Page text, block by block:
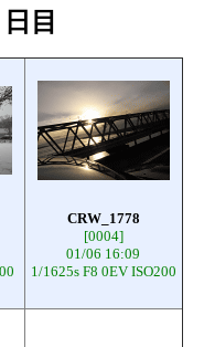
目
CRW_1778
[0004]
01/06 16:09
1/1625s F8 0EV ISO200